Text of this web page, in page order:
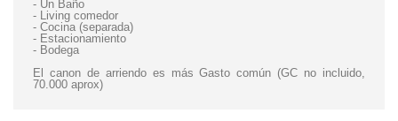
- Un Baño
- Living comedor
- Cocina (separada)
- Estacionamiento
- Bodega
El canon de arriendo es más Gasto común (GC no incluido,
70.000 aprox)